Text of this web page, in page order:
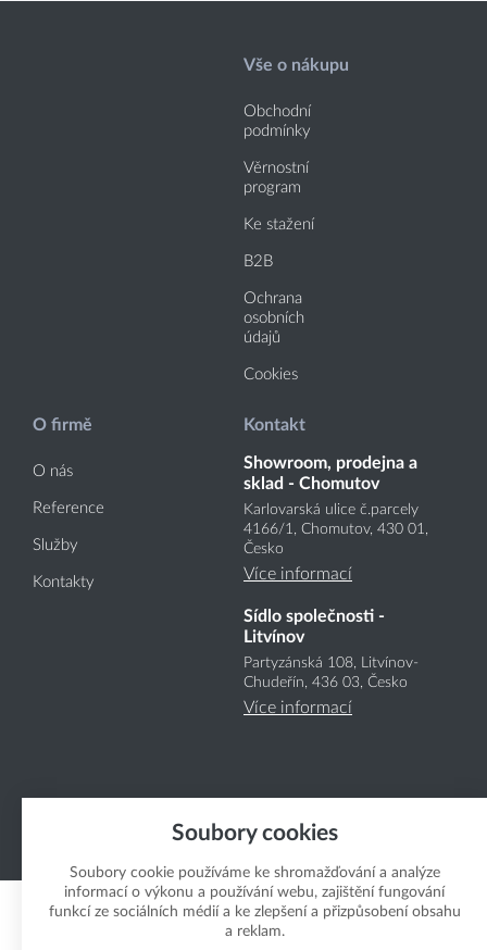
Vše o nákupu
Obchodní
podmínky
Věrnostní
program
Ke stažení
B2B
Ochrana
osobních
údajů
Cookies
O firmě
O nás
Reference
Služby
Kontakty
Kontakt
Showroom, prodejna a
sklad - Chomutov
Karlovarská ulice č.parcely
4166/1, Chomutov, 430 01,
Česko
Více informací
Sídlo společnosti -
Litvínov
Partyzánská 108, Litvínov-
Chudeřín, 436 03, Česko
Více informací
Soubory cookies
Soubory cookie používáme ke shromažďování a analýze
informací o výkonu a používání webu, zajištění fungování
funkcí ze sociálních médií a ke zlepšení a přizpůsobení obsahu
a reklam.